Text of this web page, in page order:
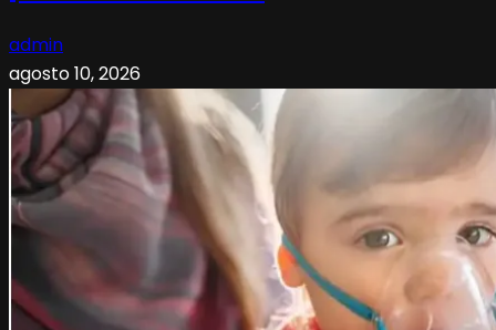
admin
agosto 10, 2026